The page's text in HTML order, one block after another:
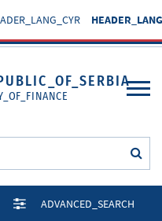
ADVANCED_SEARCH